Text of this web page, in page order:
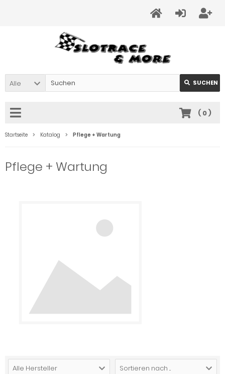
Alle SUCHEN
( 0)
Startseite Katalog Pflege + Wartung
Pflege + Wartung
Alle Hersteller Sortieren nach ...